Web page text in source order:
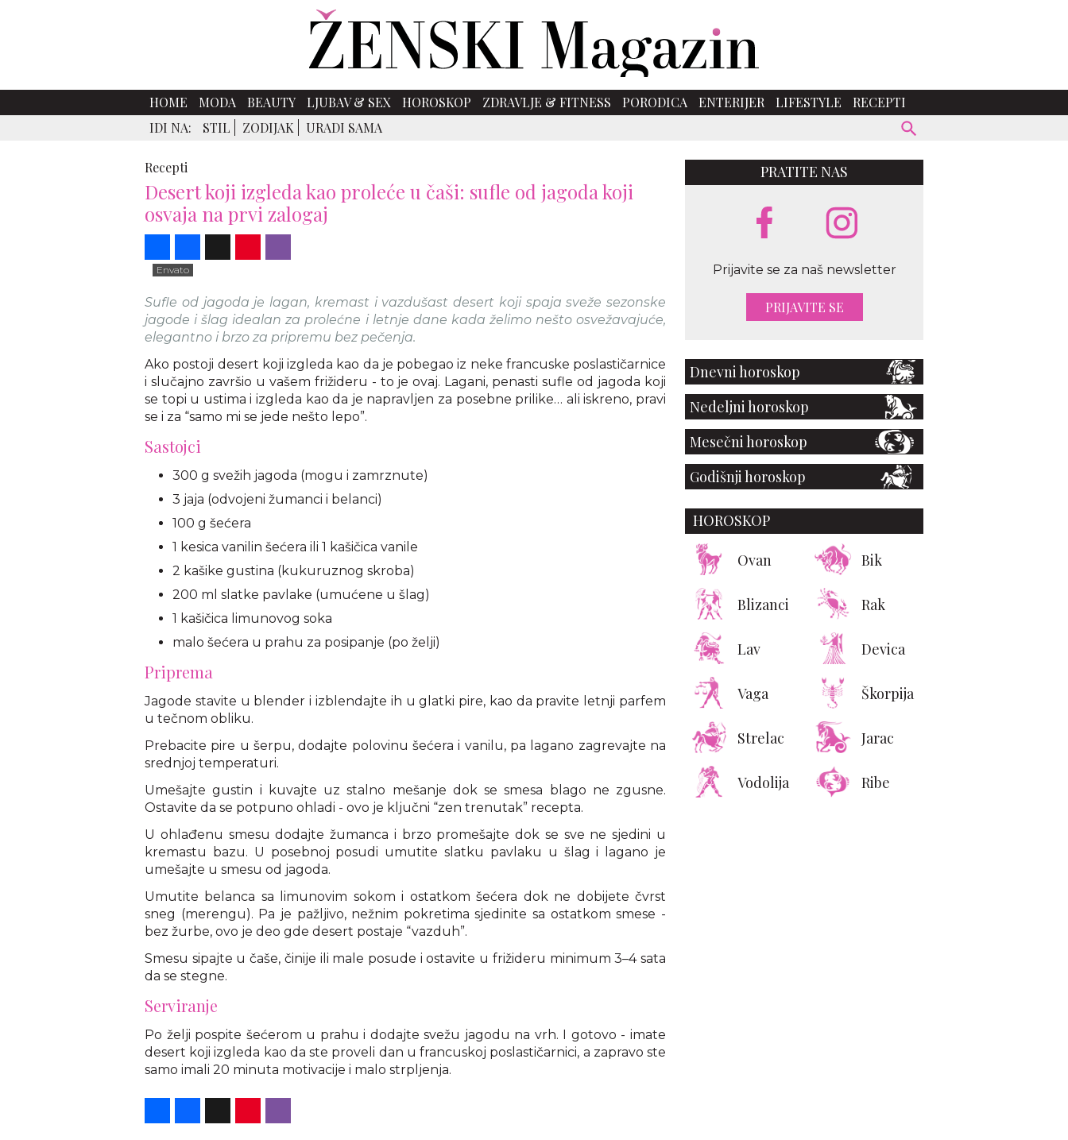
HOME MODA BEAUTY LJUBAV & SEX HOROSKOP ZDRAVLJE & FITNESS PORODICA ENTERIJER LIFESTYLE
RECEPTI
IDI NA:
STIL ZODIJAK URADI SAMA
Recepti
Desert koji izgleda kao proleće u čaši: sufle od jagoda koji
osvaja na prvi zalogaj
Envato
Sufle od jagoda je lagan, kremast i vazdušast desert koji spaja sveže sezonske
jagode i šlag idealan za prolećne i letnje dane kada želimo nešto osvežavajuće,
elegantno i brzo za pripremu bez pečenja.
Ako postoji desert koji izgleda kao da je pobegao iz neke francuske poslastičarnice
i slučajno završio u vašem frižideru - to je ovaj. Lagani, penasti sufle od jagoda koji
se topi u ustima i izgleda kao da je napravljen za posebne prilike… ali iskreno, pravi
se i za “samo mi se jede nešto lepo”.
Sastojci
300 g svežih jagoda (mogu i zamrznute)
3 jaja (odvojeni žumanci i belanci)
100 g šećera
1 kesica vanilin šećera ili 1 kašičica vanile
2 kašike gustina (kukuruznog skroba)
200 ml slatke pavlake (umućene u šlag)
1 kašičica limunovog soka
malo šećera u prahu za posipanje (po želji)
Priprema
Jagode stavite u blender i izblendajte ih u glatki pire, kao da pravite letnji parfem
u tečnom obliku.
Prebacite pire u šerpu, dodajte polovinu šećera i vanilu, pa lagano zagrevajte na
srednjoj temperaturi.
Umešajte gustin i kuvajte uz stalno mešanje dok se smesa blago ne zgusne.
Ostavite da se potpuno ohladi - ovo je ključni “zen trenutak” recepta.
U ohlađenu smesu dodajte žumanca i brzo promešajte dok se sve ne sjedini u
kremastu bazu. U posebnoj posudi umutite slatku pavlaku u šlag i lagano je
umešajte u smesu od jagoda.
Umutite belanca sa limunovim sokom i ostatkom šećera dok ne dobijete čvrst
sneg (merengu). Pa je pažljivo, nežnim pokretima sjedinite sa ostatkom smese -
bez žurbe, ovo je deo gde desert postaje “vazduh”.
Smesu sipajte u čaše, činije ili male posude i ostavite u frižideru minimum 3–4 sata
da se stegne.
Serviranje
Po želji pospite šećerom u prahu i dodajte svežu jagodu na vrh. I gotovo - imate
desert koji izgleda kao da ste proveli dan u francuskoj poslastičarnici, a zapravo ste
samo imali 20 minuta motivacije i malo strpljenja.
PRATITE NAS
Prijavite se za naš newsletter
PRIJAVITE SE
Dnevni horoskop
Nedeljni horoskop
Mesečni horoskop
Godišnji horoskop
HOROSKOP
Ovan Bik
Blizanci Rak
Lav Devica
Vaga Škorpija
Strelac Jarac
Vodolija Ribe